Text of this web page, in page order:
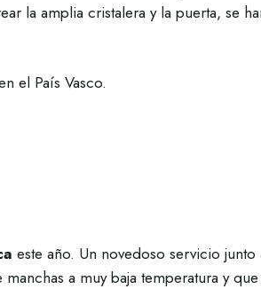
la amplia cristalera y la puerta, se
el País Vasco.
este año. Un novedoso servicio junto
a muy baja temperatura y